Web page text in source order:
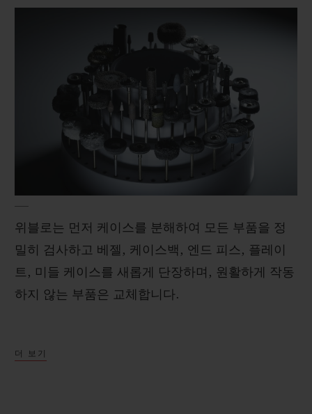
위블로는 먼저 케이스를 분해하여 모든 부품을 정
밀히 검사하고 베젤, 케이스백, 엔드 피스, 플레이
트, 미들 케이스를 새롭게 단장하며, 원활하게 작동
하지 않는 부품은 교체합니다.
라 최대한 폴리싱 처리, 마이크로블라스트 처리, 또
더 보기